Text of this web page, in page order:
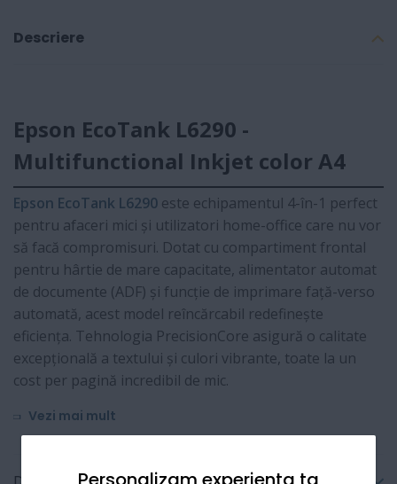
Descriere
Epson EcoTank L6290 -
Multifunctional Inkjet color A4
Epson EcoTank L6290 este echipamentul 4-în-1 perfect
pentru afaceri mici și utilizatori home-office care nu vor
să facă compromisuri. Dotat cu compartiment frontal
pentru hârtie de mare capacitate, alimentator automat
de documente (ADF) și funcție de imprimare față-verso
automată, acest model reîncărcabil redefinește
eficiența. Tehnologia PrecisionCore asigură o calitate
excepțională a textului și culori vibrante, toate la un
cost per pagină incredibil de mic.
Vezi mai mult